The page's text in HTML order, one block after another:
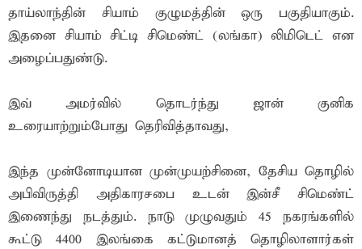
தாய்லாந்தின் சியாம் குழுமத்தின் ஒரு பகுதியாகும்.
இதனை சியாம் சிட்டி சிமெண்ட் (லங்கா) லிமிடெட் என
அழைப்பதுண்டு.
இவ் அமர்வில் தொடர்ந்து ஜான் குனிக
உரையாற்றும்போது தெரிவித்தாவது,
இந்த முன்னோடியான முன்முயற்சினை, தேசிய தொழில்
அபிவிருத்தி அதிகாரசபை உடன் இன்சீ சிமெண்ட்
இணைந்து நடத்தும். நாடு முழுவதும் 45 நகரங்களில்
கூட்டு 4400 இலங்கை கட்டுமானத் தொழிலாளார்கள்